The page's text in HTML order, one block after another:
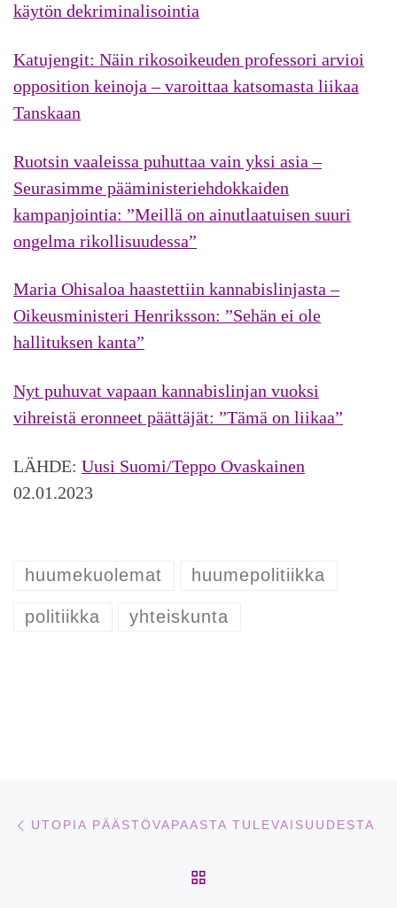
käytön dekriminalisointia
Katujengit: Näin rikosoikeuden professori arvioi
opposition keinoja – varoittaa katsomasta liikaa
Tanskaan
Ruotsin vaaleissa puhuttaa vain yksi asia –
Seurasimme pääministeriehdokkaiden
kampanjointia: ”Meillä on ainutlaatuisen suuri
ongelma rikollisuudessa”
Maria Ohisaloa haastettiin kannabislinjasta –
Oikeusministeri Henriksson: ”Sehän ei ole
hallituksen kanta”
Nyt puhuvat vapaan kannabislinjan vuoksi
vihreistä eronneet päättäjät: ”Tämä on liikaa”
LÄHDE: Uusi Suomi/Teppo Ovaskainen
02.01.2023
huumekuolemat huumepolitiikka
politiikka yhteiskunta
UTOPIA PÄÄSTÖVAPAASTA TULEVAISUUDESTA